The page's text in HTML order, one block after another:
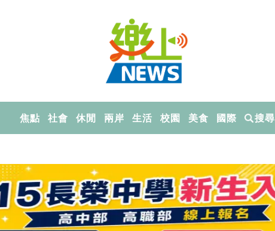
焦點 社會 休閒 兩岸 生活 校園 美食 國際 搜尋